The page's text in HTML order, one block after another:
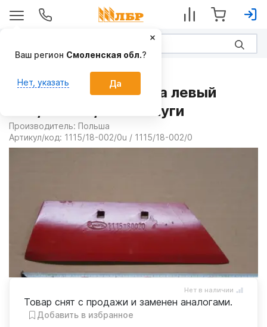
Лемех предплужника левый
1115/18-002/0u на Плуги
Производитель: Польша
Артикул/код: 1115/18-002/0u / 1115/18-002/0
Нет в наличии
Товар снят с продажи и заменен аналогами.
Добавить в избранное
Ваш регион Смоленская обл.?
Нет, указать Да